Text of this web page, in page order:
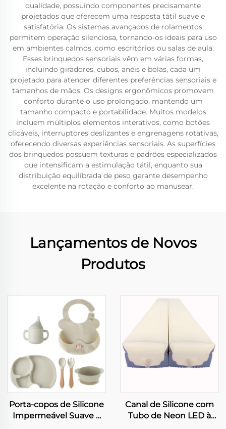
qualidade, possuindo componentes precisamente
projetados que oferecem uma resposta tátil suave e
satisfatória. Os sistemas avançados de rolamentos
permitem operação silenciosa, tornando-os ideais para uso
em ambientes calmos, como escritórios ou salas de aula.
Esses brinquedos sensoriais vêm em várias formas,
incluindo giradores, cubos, anéis e bolas, cada um
projetado para atender diferentes preferências sensoriais e
tamanhos de mãos. Os designs ergonômicos promovem
conforto durante o uso prolongado, mantendo um
tamanho compacto e portabilidade. Muitos modelos
incluem múltiplos elementos interativos, como botões
clicáveis, interruptores deslizantes e engrenagens rotativas,
oferecendo diversas experiências sensoriais. As superfícies
dos brinquedos possuem texturas e padrões especializados
que intensificam a estimulação tátil, enquanto sua
distribuição equilibrada de peso garante desempenho
excelente na rotação e conforto ao manusear.
Lançamentos de Novos
Produtos
Porta-copos de Silicone
Impermeável Suave e
Canal de Silicone com
Tubo de Neon LED à